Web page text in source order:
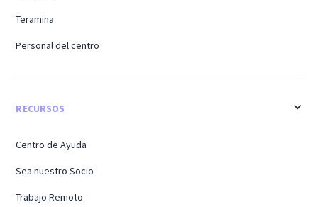
Teramina
Personal del centro
RECURSOS
Centro de Ayuda
Sea nuestro Socio
Trabajo Remoto